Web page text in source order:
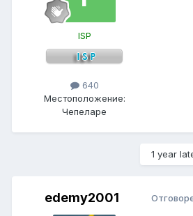
ISP
640
Местоположение:
Чепеларе
1 year
edemy2001